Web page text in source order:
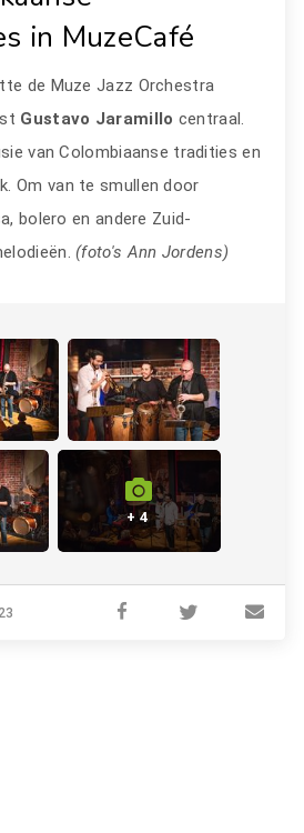
in MuzeCafé
de Muze Jazz Orchestra
Gustavo Jaramillo centraal.
van Colombiaanse tradities en
Om van te smullen door
bolero en andere Zuid-
(foto's Ann Jordens)
+ 4